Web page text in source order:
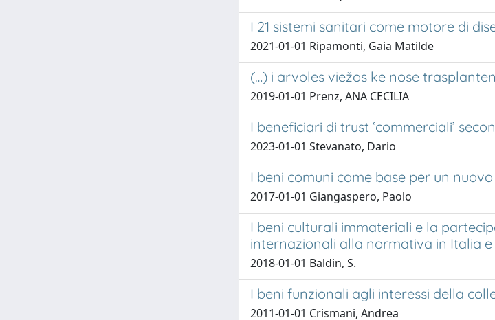
I 21 sistemi sanitari come motore di
2021-01-01 Ripamonti, Gaia Matilde
(…) i arvoles viežos ke nose
2019-01-01 Prenz, ANA CECILIA
I beneficiari di trust ‘commerciali’
2023-01-01 Stevanato, Dario
I beni comuni come base per un
2017-01-01 Giangaspero, Paolo
I beni culturali immateriali e la
internazionali alla normativa in Italia e
2018-01-01 Baldin, S.
I beni funzionali agli interessi della
2011-01-01 Crismani, Andrea